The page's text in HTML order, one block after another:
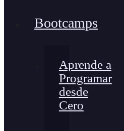
Bootcamps
Aprende a
Programar
desde
Cero